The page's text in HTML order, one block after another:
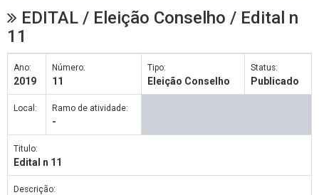
EDITAL / Eleição Conselho / Edital n
11
Ano:
2019
Número:
11
Tipo:
Eleição Conselho
Status:
Publicado
Local: Ramo de atividade:
-
Titulo:
Edital n 11
Descrição: